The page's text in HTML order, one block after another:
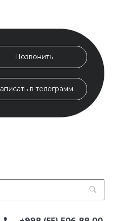
Позвонить
в телеграмм